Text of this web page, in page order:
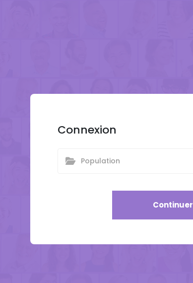
Connexion
Population
Continuer